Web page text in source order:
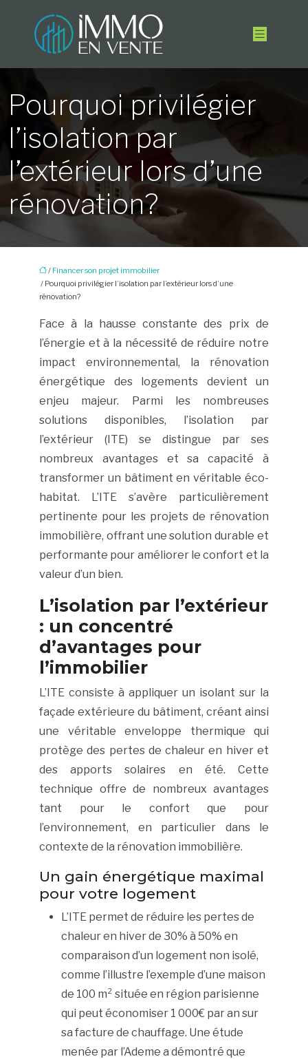
Pourquoi privilégier
l’isolation par
l’extérieur lors d’une
rénovation?
/ Financer son projet immobilier
/ Pourquoi privilégier l’isolation par l’extérieur lors d’une
rénovation?
Face à la hausse constante des prix de
l’énergie et à la nécessité de réduire notre
impact environnemental, la rénovation
énergétique des logements devient un
enjeu majeur. Parmi les nombreuses
solutions disponibles, l’isolation par
l’extérieur (ITE) se distingue par ses
nombreux avantages et sa capacité à
transformer un bâtiment en véritable éco-
habitat. L’ITE s’avère particulièrement
pertinente pour les projets de rénovation
immobilière, offrant une solution durable et
performante pour améliorer le confort et la
valeur d’un bien.
L’isolation par l’extérieur
: un concentré
d’avantages pour
l’immobilier
L’ITE consiste à appliquer un isolant sur la
façade extérieure du bâtiment, créant ainsi
une véritable enveloppe thermique qui
protège des pertes de chaleur en hiver et
des apports solaires en été. Cette
technique offre de nombreux avantages
tant pour le confort que pour
l’environnement, en particulier dans le
contexte de la rénovation immobilière.
Un gain énergétique maximal
pour votre logement
L’ITE permet de réduire les pertes de
chaleur en hiver de 30% à 50% en
comparaison d’un logement non isolé,
comme l’illustre l’exemple d’une maison
de 100 m² située en région parisienne
qui peut économiser 1 000€ par an sur
sa facture de chauffage. Une étude
menée par l’Ademe a démontré que